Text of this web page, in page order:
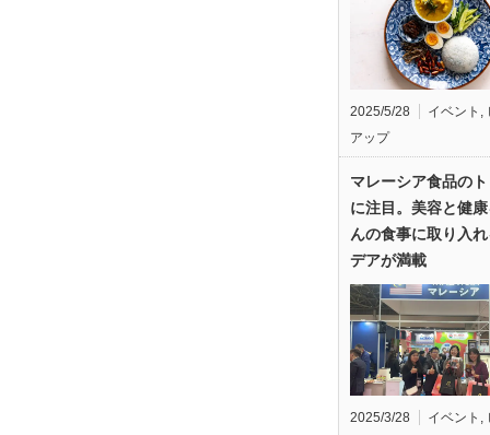
2025/5/28 イベント ,
アップ
マレーシア食品の
に注目。美容と健
んの食事に取り入
デアが満載
2025/3/28 イベント